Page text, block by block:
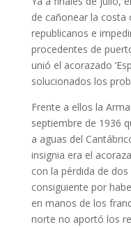
de cañonear la costa
republicanos e
procedentes de
unió el acorazado
solucionados los
Frente a ellos la
septiembre de 1936
a aguas del
insignia era el
con la pérdida de
consiguiente por
en manos de los
norte no aportó los